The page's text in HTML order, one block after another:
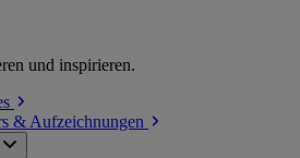
und inspirieren.
& Aufzeichnungen